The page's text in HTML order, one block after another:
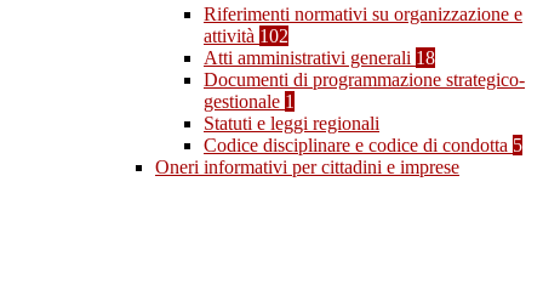
Riferimenti normativi su organizzazione e
attività 102
Atti amministrativi generali 18
Documenti di programmazione strategico-
gestionale 1
Statuti e leggi regionali
Codice disciplinare e codice di condotta 5
Oneri informativi per cittadini e imprese